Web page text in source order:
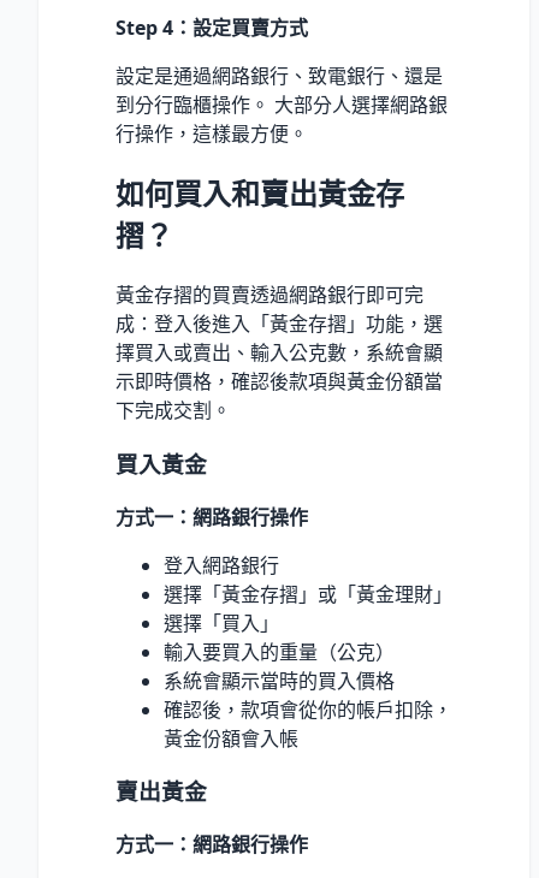
Step 4：設定買賣方式
設定是通過網路銀行、致電銀行、還是
到分行臨櫃操作。 大部分人選擇網路銀
行操作，這樣最方便。
如何買入和賣出黃金存
摺？
黃金存摺的買賣透過網路銀行即可完
成：登入後進入「黃金存摺」功能，選
擇買入或賣出、輸入公克數，系統會顯
示即時價格，確認後款項與黃金份額當
下完成交割。
買入黃金
方式一：網路銀行操作
登入網路銀行
選擇「黃金存摺」或「黃金理財」
選擇「買入」
輸入要買入的重量（公克）
系統會顯示當時的買入價格
確認後，款項會從你的帳戶扣除，
黃金份額會入帳
賣出黃金
方式一：網路銀行操作